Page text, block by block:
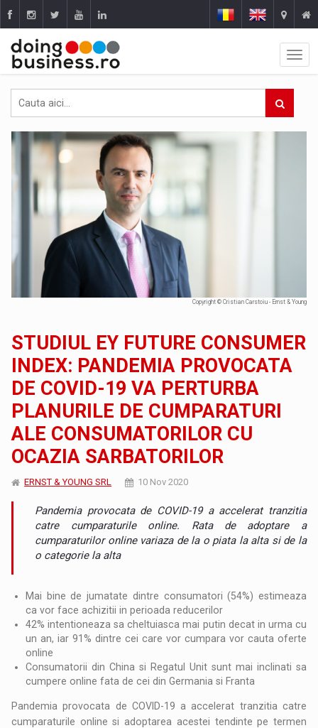
Copyright © Cristian Carstoiu - Ernst & Young
STUDIUL EY FUTURE CONSUMER
INDEX: PANDEMIA PROVOCATA
DE COVID-19 VA PERTURBA
PLANURILE DE CUMPARATURI
ALE CONSUMATORILOR CU
OCAZIA SARBATORILOR
ERNST & YOUNG SRL 10 Nov 2020
Pandemia provocata de COVID-19 a accelerat tranzitia
catre cumparaturile online. Rata de adoptare a
cumparaturilor online variaza de la o piata la alta si de la
o categorie la alta
Mai bine de jumatate dintre consumatori (54%) estimeaza
ca vor face achizitii in perioada reducerilor
42% intentioneaza sa cheltuiasca mai putin decat in urma cu
un an, iar 91% dintre cei care vor cumpara vor cauta oferte
online
Consumatorii din China si Regatul Unit sunt mai inclinati sa
cumpere online fata de cei din Germania si Franta
Pandemia provocata de COVID-19 a accelerat tranzitia catre
cumparaturile online si adoptarea acestei tendinte pe termen